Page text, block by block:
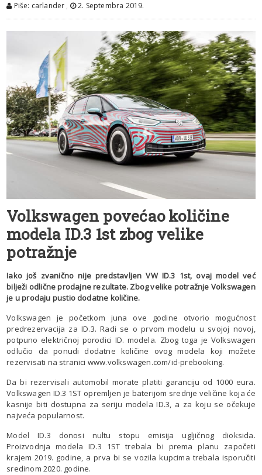
Piše: carlander , 2. Septembra 2019.
Volkswagen povećao količine
modela ID.3 1st zbog velike
potražnje
Iako još zvanično nije predstavljen VW ID.3 1st, ovaj model već
bilježi odlične prodajne rezultate. Zbog velike potražnje Volkswagen
je u prodaju pustio dodatne količine.
Volkswagen je početkom juna ove godine otvorio mogućnost
predrezervacija za ID.3. Radi se o prvom modelu u svojoj novoj,
potpuno električnoj porodici ID. modela. Zbog toga je Volkswagen
odlučio da ponudi dodatne količine ovog modela koji možete
rezervisati na stranici www.volkswagen.com/id-prebooking.
Da bi rezervisali automobil morate platiti garanciju od 1000 eura.
Volkswagen ID.3 1ST opremljen je baterijom srednje veličine koja će
kasnije biti dostupna za seriju modela ID.3, a za koju se očekuje
najveća popularnost.
Model ID.3 donosi nultu stopu emisija ugljičnog dioksida.
Proizvodnja modela ID.3 1ST trebala bi prema planu započeti
krajem 2019. godine, a prva bi se vozila kupcima trebala isporučiti
sredinom 2020. godine.